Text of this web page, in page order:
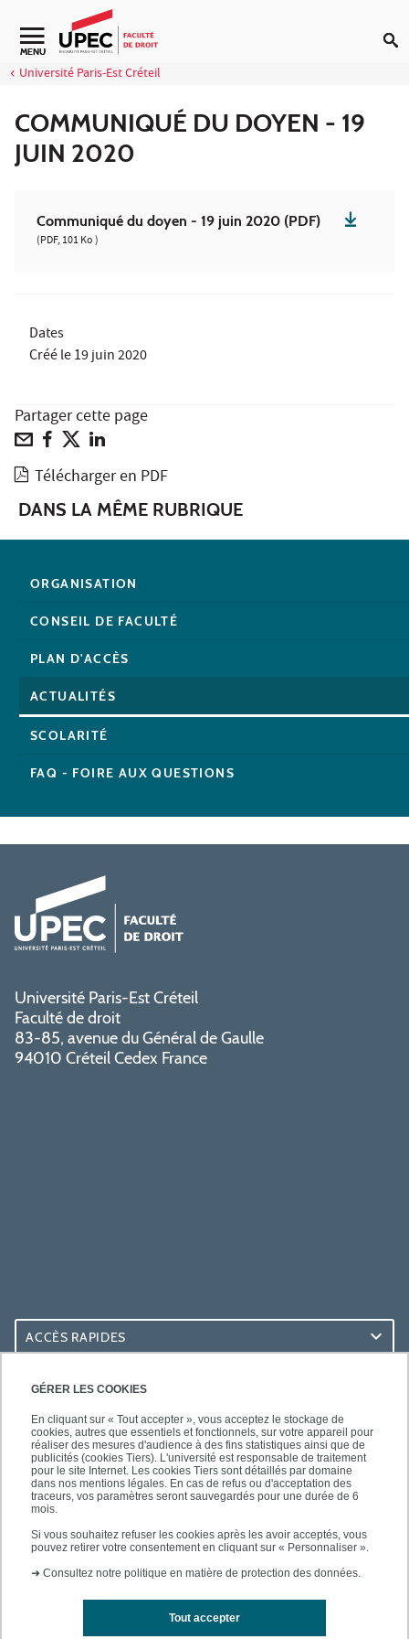
GÉRER LES COOKIES
En cliquant sur « Tout accepter », vous acceptez le stockage de
cookies, autres que essentiels et fonctionnels, sur votre appareil pour
réaliser des mesures d'audience à des fins statistiques ainsi que de
publicités (cookies Tiers). L'université est responsable de traitement
pour le site Internet. Les cookies Tiers sont détaillés par domaine
dans nos mentions légales. En cas de refus ou d'acceptation des
traceurs, vos paramètres seront sauvegardés pour une durée de 6
mois.
Si vous souhaitez refuser les cookies après les avoir acceptés, vous
pouvez retirer votre consentement en cliquant sur « Personnaliser ».
➜ Consultez notre politique en matière de protection des données.
Tout accepter
Aller au contenu
Navigation secondaire
MENU
Université Paris-Est Créteil
COMMUNIQUÉ DU DOYEN - 19
JUIN 2020
Communiqué du doyen - 19 juin 2020 (PDF)
(PDF, 101 Ko )
Dates
Créé le19 juin 2020
Partager cette page
Télécharger en PDF
DANS LA MÊME RUBRIQUE
ORGANISATION
CONSEIL DE FACULTÉ
PLAN D'ACCÈS
ACTUALITÉS
SCOLARITÉ
FAQ - FOIRE AUX QUESTIONS
Université Paris-Est Créteil
Faculté de droit
83-85, avenue du Général de Gaulle
94010 Créteil Cedex France
ACCÈS RAPIDES
ACCÈS PRATIQUES
SUIVEZ-NOUS
Contacts